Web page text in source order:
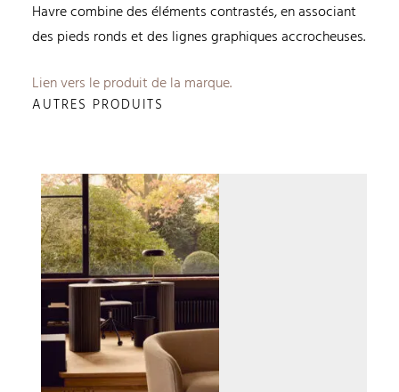
Havre combine des éléments contrastés, en associant
des pieds ronds et des lignes graphiques accrocheuses.
Lien vers le produit de la marque.
AUTRES PRODUITS